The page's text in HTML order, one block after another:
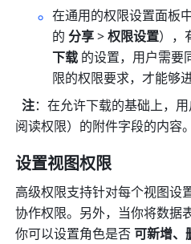
在通用的权限设置面板
的 分享 > 权限设置），
下载 的设置，用户需要
限的权限要求，才能够
注：在允许下载的基础上，
阅读权限）的附件字段的内容。
设置视图权限
高级权限支持针对每个视图设
协作权限。另外，当你将数据
你可以设置角色是否 可新增、